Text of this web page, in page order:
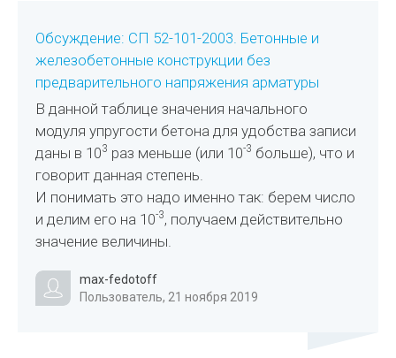
Обсуждение: СП 52-101-2003. Бетонные и
железобетонные конструкции без
предварительного напряжения арматуры
В данной таблице значения начального
модуля упругости бетона для удобства записи
даны в 103 раз меньше (или 10-3 больше), что и
говорит данная степень.
И понимать это надо именно так: берем число
и делим его на 10-3, получаем действительно
значение величины.
max-fedotoff
Пользователь, 21 ноября 2019